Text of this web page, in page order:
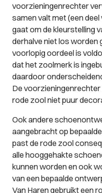
voorzieningenrechter
samen valt met (een
gaat om de kleurstelling
derhalve niet los worden
voorlopig oordeel is
dat het zoolmerk is
daardoor
De
rode zool niet puur
Ook andere
aangebracht op
past de rode zool
alle hooggehakte
kunnen worden en ook
van een bepaalde
Van Haren gebruikt een